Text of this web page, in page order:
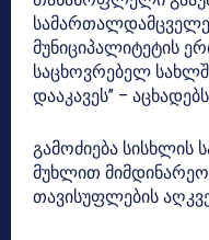
მუნიციპალიტეტის
საცხოვრებელ
დააკავეს” –
გამოძიება სისხლის
მუხლით
თავისუფლების